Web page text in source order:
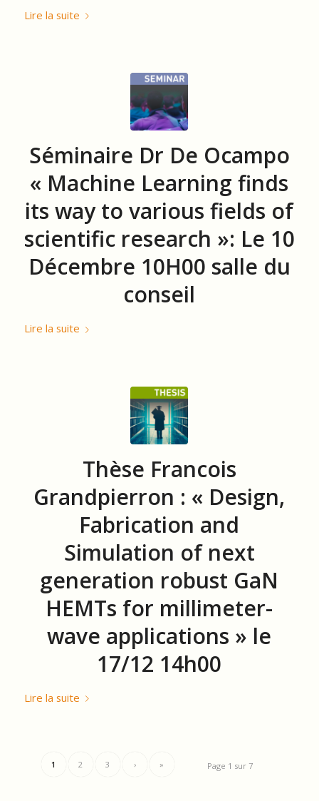
Lire la suite
Séminaire Dr De Ocampo
« Machine Learning finds
its way to various fields of
scientific research »: Le 10
Décembre 10H00 salle du
conseil
Lire la suite
Thèse Francois
Grandpierron : « Design,
Fabrication and
Simulation of next
generation robust GaN
HEMTs for millimeter-
wave applications » le
17/12 14h00
Lire la suite
Page 1 sur 7
1 2 3 › »